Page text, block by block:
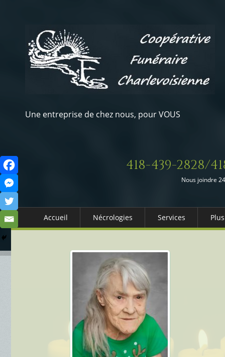
Une entreprise de chez nous, pour VOUS
418-439-2828/
Nous joindre
Accueil Nécrologies Services